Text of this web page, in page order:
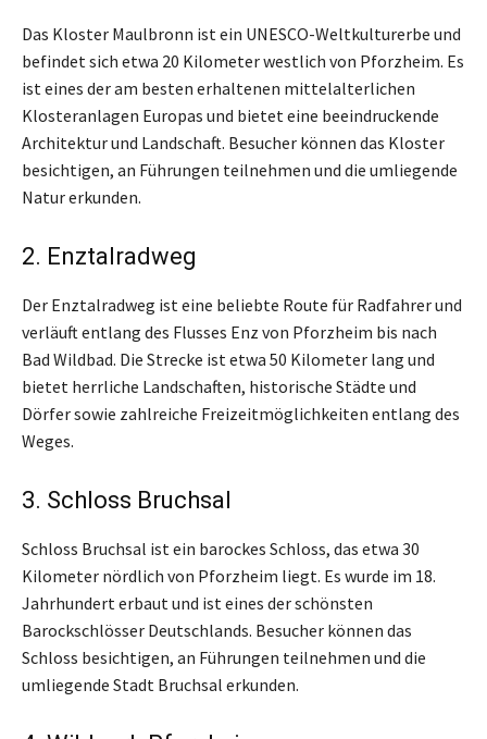
Das Kloster Maulbronn ist ein UNESCO-Weltkulturerbe und
befindet sich etwa 20 Kilometer westlich von Pforzheim. Es
ist eines der am besten erhaltenen mittelalterlichen
Klosteranlagen Europas und bietet eine beeindruckende
Architektur und Landschaft. Besucher können das Kloster
besichtigen, an Führungen teilnehmen und die umliegende
Natur erkunden.
2. Enztalradweg
Der Enztalradweg ist eine beliebte Route für Radfahrer und
verläuft entlang des Flusses Enz von Pforzheim bis nach
Bad Wildbad. Die Strecke ist etwa 50 Kilometer lang und
bietet herrliche Landschaften, historische Städte und
Dörfer sowie zahlreiche Freizeitmöglichkeiten entlang des
Weges.
3. Schloss Bruchsal
Schloss Bruchsal ist ein barockes Schloss, das etwa 30
Kilometer nördlich von Pforzheim liegt. Es wurde im 18.
Jahrhundert erbaut und ist eines der schönsten
Barockschlösser Deutschlands. Besucher können das
Schloss besichtigen, an Führungen teilnehmen und die
umliegende Stadt Bruchsal erkunden.